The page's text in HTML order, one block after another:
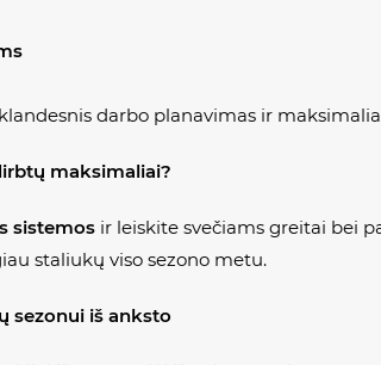
darbo planavimas ir
maksimaliai?
sistemos ir leiskite svečiams greitai bei
staliukų viso sezono metu.
sezonui iš anksto